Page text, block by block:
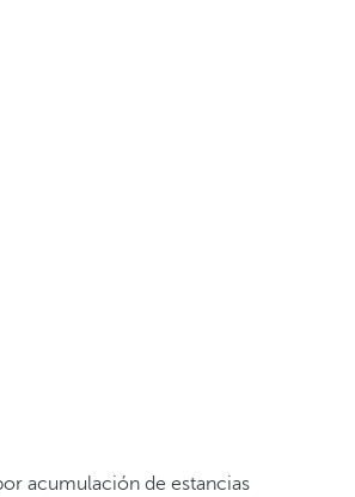
acumulación de estancias